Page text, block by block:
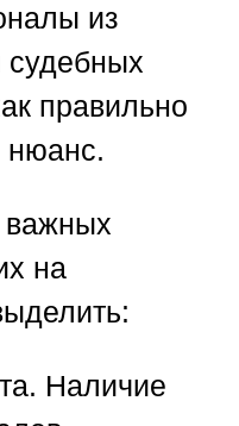
из
правильно
нюанс.
важных
на
Наличие